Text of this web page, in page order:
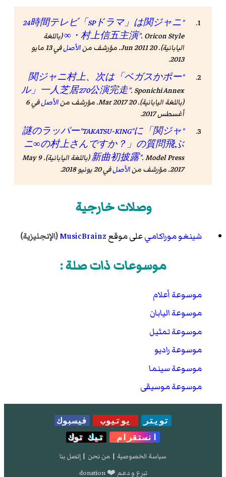
"24時間テレビ「SPドラマ」は関ジャニ
∞・村上信五主演". Oricon Style
(باللغة
اليابانية). 20 Jun 2011. مؤرشف من
الأصل
في 13 مايو
2013
.
"関ジャニ村上、次は「ベガスかポー
ル」一人芝居270公演完走". Sponichi Annex
(باللغة اليابانية). 20 Mar 2017. مؤرشف من
الأصل
في 6
أغسطس 2017
.
"謎のラッパー"TAKATSU-KING"に「関ジャ
ニ∞の村上さんですか？」の質問飛ぶ
新曲初披露".Model Press
(باللغة اليابانية). 9 May
2017. مؤرشف من
الأصلفي 20 يونيو 2018 .
وصلات خارجية
شينغو موراكاميعلى موقعMusicBrainz(الإنجليزية)
موسوعات ذات صلة :
موسوعة أعلام
موسوعة اليابان
موسوعة تمثيل
موسوعة راديو
موسوعة سينما
موسوعة موسيقى
تويتر يوتيوب
فيسبوك
انستقرام
تيك توك
سياسة الخصوصية | من نحن | إتصل بنا
تبرع و دعم ❤️ donation